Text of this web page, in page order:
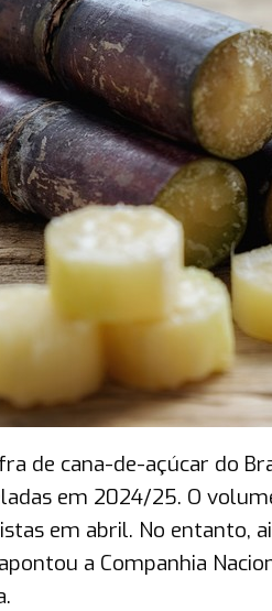
de cana-de-açúcar do
em 2024/25. O
em abril. No entanto,
a Companhia